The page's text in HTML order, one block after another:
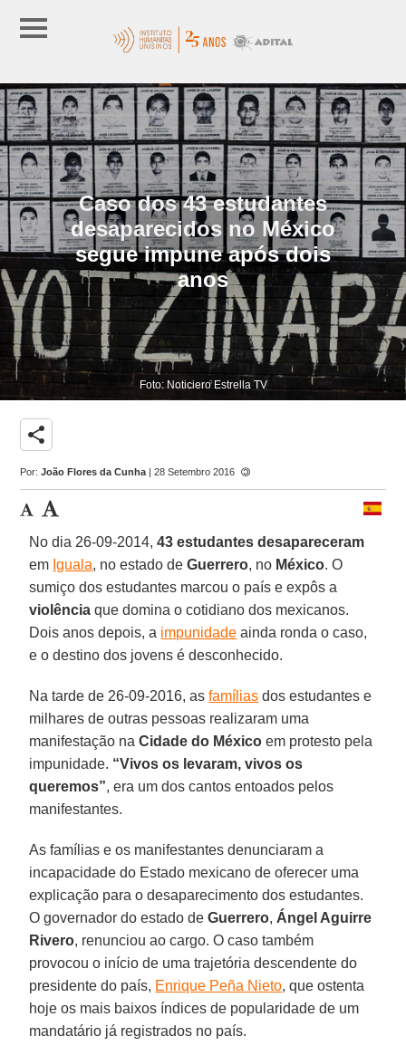
Caso dos 43 estudantes
desaparecidos no México
segue impune após dois
anos
Foto: Noticiero Estrella TV
share
Por:João Flores da Cunha | 28 Setembro 2016
No dia 26-09-2014,43 estudantes desapareceram
em Iguala, no estado deGuerrero, no México. O
sumiço dos estudantes marcou o país e expôs a
violência que domina o cotidiano dos mexicanos.
Dois anos depois, a impunidade ainda ronda o caso,
e o destino dos jovens é desconhecido.
Na tarde de 26-09-2016, asfamílias dos estudantes e
milhares de outras pessoas realizaram uma
manifestação naCidade do México em protesto pela
impunidade. “Vivos os levaram, vivos os
queremos”, era um dos cantos entoados pelos
manifestantes.
As famílias e os manifestantes denunciaram a
incapacidade do Estado mexicano de oferecer uma
explicação para o desaparecimento dos estudantes.
O governador do estado deGuerrero, Ángel Aguirre
Rivero, renunciou ao cargo. O caso também
provocou o início de uma trajetória descendente do
presidente do país, Enrique Peña Nieto, que ostenta
hoje os mais baixos índices de popularidade de um
mandatário já registrados no país.